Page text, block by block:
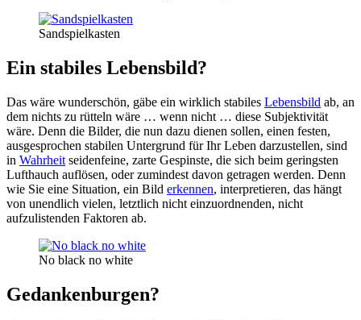
Sandspielkasten
Ein stabiles Lebensbild?
Das wäre wunderschön, gäbe ein wirklich stabiles Lebensbild ab, an
dem nichts zu rütteln wäre … wenn nicht … diese Subjektivität
wäre. Denn die Bilder, die nun dazu dienen sollen, einen festen,
ausgesprochen stabilen Untergrund für Ihr Leben darzustellen, sind
in Wahrheit seidenfeine, zarte Gespinste, die sich beim geringsten
Lufthauch auflösen, oder zumindest davon getragen werden. Denn
wie Sie eine Situation, ein Bild erkennen, interpretieren, das hängt
von unendlich vielen, letztlich nicht einzuordnenden, nicht
aufzulistenden Faktoren ab.
No black no white
Gedankenburgen?